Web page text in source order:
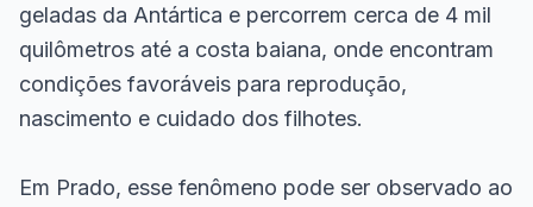
geladas da Antártica e percorrem cerca de 4 mil
quilômetros até a costa baiana, onde encontram
condições favoráveis para reprodução,
nascimento e cuidado dos filhotes.
Em Prado, esse fenômeno pode ser observado ao